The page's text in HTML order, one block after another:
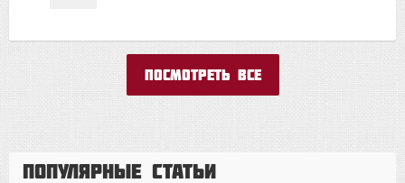
Посмотреть все
Популярные статьи